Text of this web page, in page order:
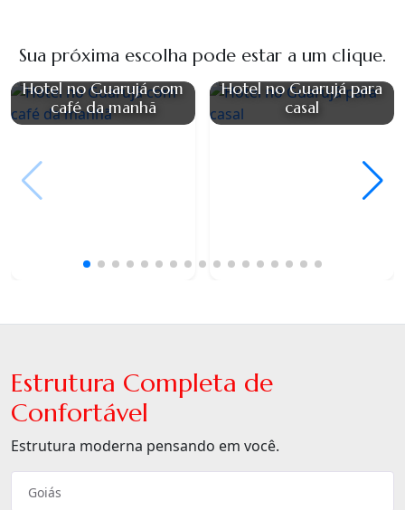
Sua próxima escolha pode estar a um clique.
Hotel no Guarujá com
café da manhã
Hotel no Guarujá para
casal
Estrutura Completa de
Confortável
Estrutura moderna pensando em você.
Goiás